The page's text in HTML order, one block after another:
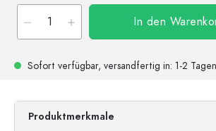
In den
Sofort verfügbar, versandfertig in: 1-2 Tagen
Produktmerkmale